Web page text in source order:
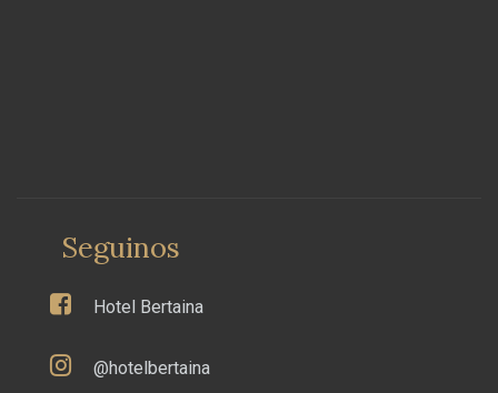
Seguinos
Hotel Bertaina
@hotelbertaina